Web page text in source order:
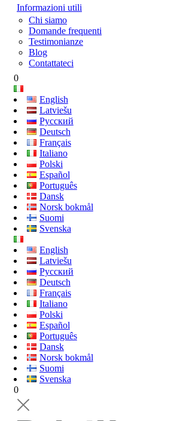
Informazioni utili
Chi siamo
Domande frequenti
Testimonianze
Blog
Contattateci
0
English
Latviešu
Русский
Deutsch
Français
Italiano
Polski
Español
Português
Dansk
Norsk bokmål
Suomi
Svenska
English
Latviešu
Русский
Deutsch
Français
Italiano
Polski
Español
Português
Dansk
Norsk bokmål
Suomi
Svenska
0